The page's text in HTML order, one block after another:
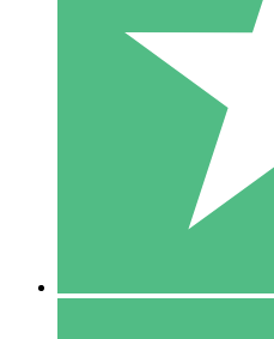
Payez à l'utilisation avec des
1